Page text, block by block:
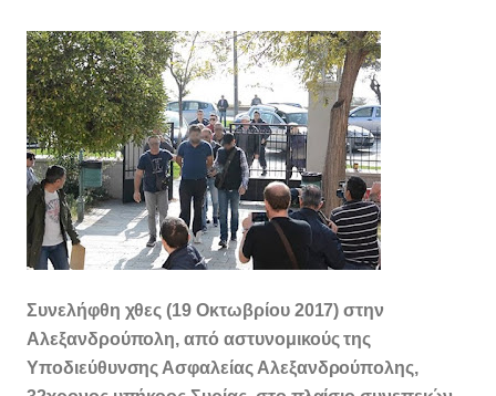
Συνελήφθη χθες (19 Οκτωβρίου 2017) στην
Αλεξανδρούπολη, από αστυνομικούς της
Υποδιεύθυνσης Ασφαλείας Αλεξανδρούπολης,